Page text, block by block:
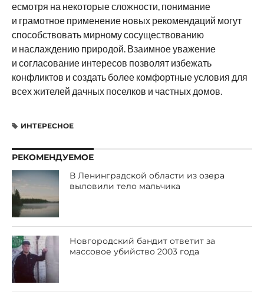
есмотря на некоторые сложности, понимание
и грамотное применение новых рекомендаций могут
способствовать мирному сосуществованию
и наслаждению природой. Взаимное уважение
и согласование интересов позволят избежать
конфликтов и создать более комфортные условия для
всех жителей дачных поселков и частных домов.
ИНТЕРЕСНОЕ
РЕКОМЕНДУЕМОЕ
В Ленинградской области из озера
выловили тело мальчика
Новгородский бандит ответит за
массовое убийство 2003 года